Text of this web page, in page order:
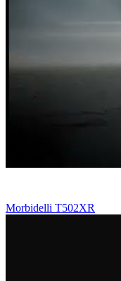
Morbidelli T502XR